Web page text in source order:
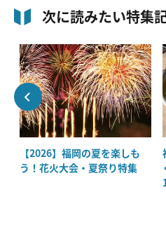
次に読みたい特集
【2026】福岡の夏を楽しも
う！花火大会・夏祭り特集